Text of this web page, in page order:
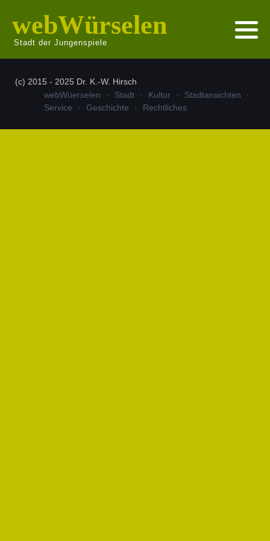
webWürselen
Stadt der Jungenspiele
(c) 2015 - 2025 Dr. K.-W. Hirsch
webWüerselen
Stadt Kultur
Stadtansichten
Service
Geschichte Rechtliches